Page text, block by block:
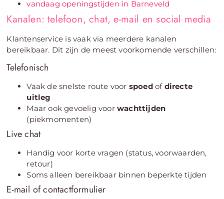
vandaag openingstijden in Barneveld
Kanalen: telefoon, chat, e-mail en social media
Klantenservice is vaak via meerdere kanalen
bereikbaar. Dit zijn de meest voorkomende verschillen:
Telefonisch
Vaak de snelste route voor spoedof directe
uitleg
Maar ook gevoelig voorwachttijden
(piekmomenten)
Live chat
Handig voor korte vragen (status, voorwaarden,
retour)
Soms alleen bereikbaar binnen beperkte tijden
E-mail of contactformulier